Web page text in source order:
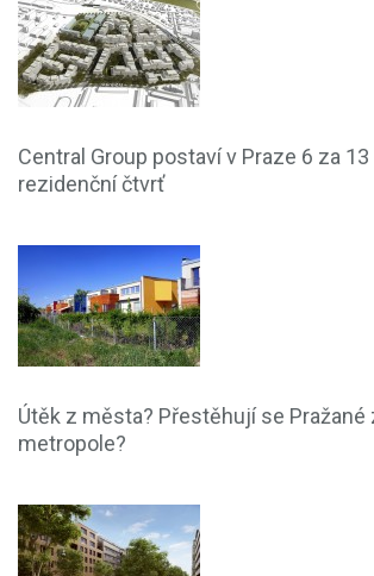
Central Group postaví v Praze 6 za
rezidenční čtvrť
Útěk z města? Přestěhují se Pražané
metropole?